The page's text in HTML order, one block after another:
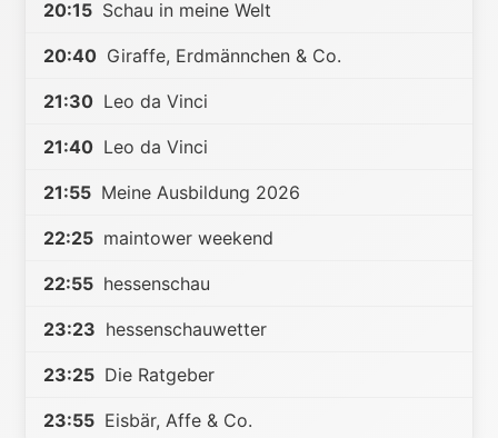
20:15 Schau in meine Welt
20:40 Giraffe, Erdmännchen & Co.
21:30 Leo da Vinci
21:40 Leo da Vinci
21:55 Meine Ausbildung 2026
22:25 maintower weekend
22:55 hessenschau
23:23 hessenschauwetter
23:25 Die Ratgeber
23:55 Eisbär, Affe & Co.